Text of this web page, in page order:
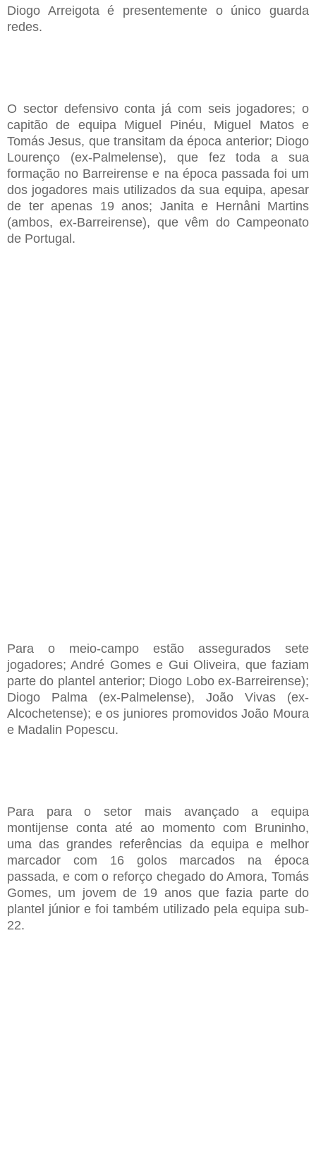
Diogo Arreigota é presentemente o único guarda
redes.
O sector defensivo conta já com seis jogadores; o
capitão de equipa Miguel Pinéu, Miguel Matos e
Tomás Jesus, que transitam da época anterior; Diogo
Lourenço (ex-Palmelense), que fez toda a sua
formação no Barreirense e na época passada foi um
dos jogadores mais utilizados da sua equipa, apesar
de ter apenas 19 anos; Janita e Hernâni Martins
(ambos, ex-Barreirense), que vêm do Campeonato
de Portugal.
Para o meio-campo estão assegurados sete
jogadores; André Gomes e Gui Oliveira, que faziam
parte do plantel anterior; Diogo Lobo ex-Barreirense);
Diogo Palma (ex-Palmelense), João Vivas (ex-
Alcochetense); e os juniores promovidos João Moura
e Madalin Popescu.
Para para o setor mais avançado a equipa
montijense conta até ao momento com Bruninho,
uma das grandes referências da equipa e melhor
marcador com 16 golos marcados na época
passada, e com o reforço chegado do Amora, Tomás
Gomes, um jovem de 19 anos que fazia parte do
plantel júnior e foi também utilizado pela equipa sub-
22.